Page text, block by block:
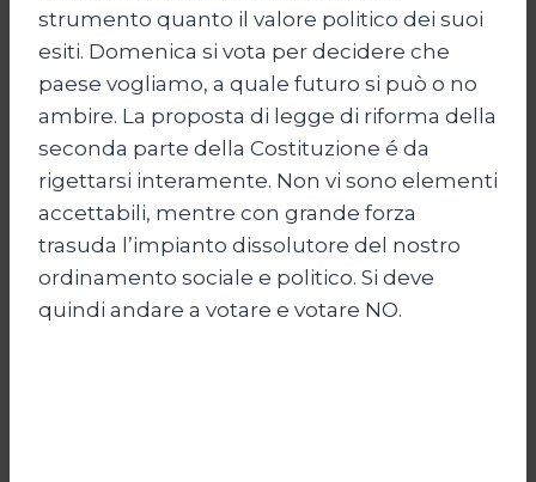
strumento quanto il valore politico dei suoi
esiti. Domenica si vota per decidere che
paese vogliamo, a quale futuro si può o no
ambire. La proposta di legge di riforma della
seconda parte della Costituzione é da
rigettarsi interamente. Non vi sono elementi
accettabili, mentre con grande forza
trasuda l’impianto dissolutore del nostro
ordinamento sociale e politico. Si deve
quindi andare a votare e votare NO.